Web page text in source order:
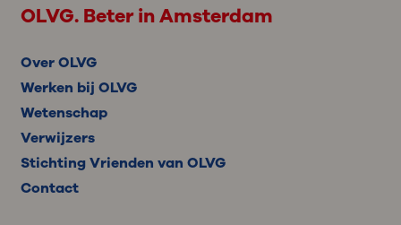
OLVG. Beter in Amsterdam
Over OLVG
Werken bij OLVG
Wetenschap
Verwijzers
Stichting Vrienden van OLVG
Contact